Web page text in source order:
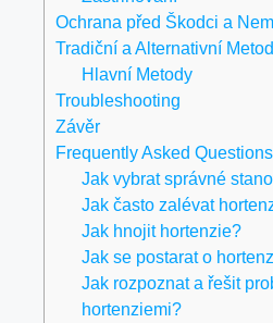
Ochrana před Škodci a
Tradiční a Alternativní
Hlavní Metody
Troubleshooting
Závěr
Frequently Asked Questions
Jak vybrat správné
Jak často zalévat
Jak hnojit hortenzie?
Jak se postarat o
Jak rozpoznat a řešit
hortenziemi?